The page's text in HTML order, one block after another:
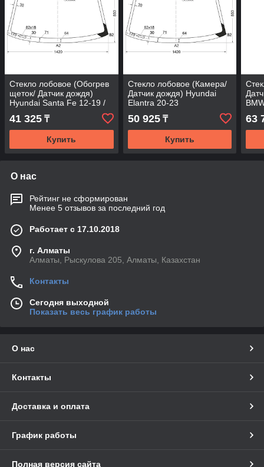
Стекло лобовое (Обогрев
щеток/ Датчик дождя)
Hyundai Santa Fe 12-19 /
Grand Santa Fe 13-18
41 325 ₸
Купить
Стекло лобовое (Камера/
Датчик дождя) Hyundai
Elantra 20-23
50 925₸
Купить
63
О нас
Рейтинг не сформирован
Менее 5 отзывов за последний год
Работает с 17.10.2018
г. Алматы
Алматы, Рыскулова 205, Алматы, Казахстан
Контакты
Сегодня выходной
Показать весь график работы
О нас
Контакты
Доставка и оплата
График работы
Полная версия сайта